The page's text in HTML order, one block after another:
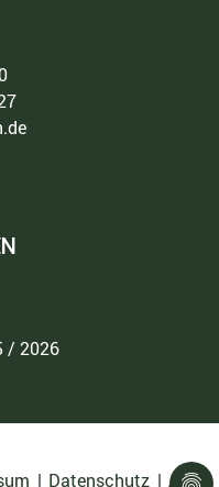
/ 2026
| Datenschutz | AGB